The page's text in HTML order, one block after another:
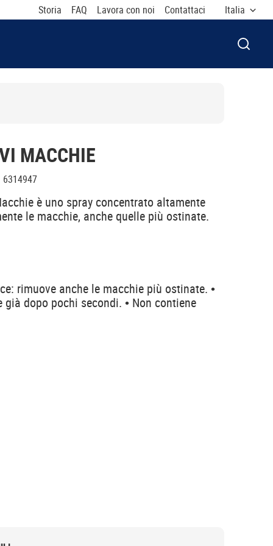
Storia FAQ Lavora con noi Contattaci Italia
APRI
MACCHIE
6314947
è uno spray concentrato altamente
le macchie, anche quelle più ostinate.
rimuove anche le macchie più ostinate. •
dopo pochi secondi. • Non contiene